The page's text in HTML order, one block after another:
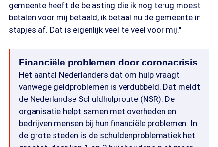
gemeente heeft de belasting die ik nog terug moest
betalen voor mij betaald, ik betaal nu de gemeente in
stapjes af. Dat is eigenlijk veel te veel voor mij."
Financiële problemen door coronacrisis
Het aantal Nederlanders dat om hulp vraagt
vanwege geldproblemen is verdubbeld. Dat meldt
de Nederlandse Schuldhulproute (NSR). De
organisatie helpt samen met overheden en
bedrijven mensen bij hun financiële problemen. In
de grote steden is de schuldenproblematiek het